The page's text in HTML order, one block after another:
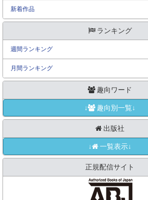
新着作品
ランキング
週間ランキング
月間ランキング
趣向ワード
↓ 趣向別一覧↓
出版社
↓ 一覧表示↓
正規配信サイト